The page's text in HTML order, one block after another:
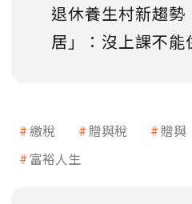
退休養生村新趨勢
居」：沒上課不
繳稅 贈與稅 贈與
富裕人生